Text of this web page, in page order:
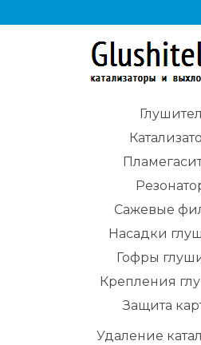
Сажевые
Насадки
Гофры
Крепления
Защита
Удаление